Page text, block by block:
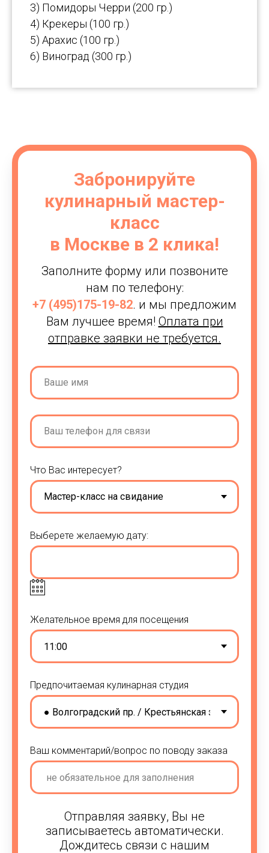
3) Помидоры Черри (200 гр.)
4) Крекеры (100 гр.)
5) Арахис (100 гр.)
6) Виноград (300 гр.)
Забронируйте
кулинарный мастер-
класс
в Москве в 2 клика!
Заполните форму или позвоните
нам по телефону:
+7 (495)175-19-82. и мы предложим
Вам лучшее время! Оплата при
отправке заявки не требуется.
Что Вас интересует?
Выберете желаемую дату:
Желательное время для посещения
Предпочитаемая кулинарная студия
Ваш комментарий/вопрос по поводу заказа
Отправляя заявку, Вы не
записываетесь автоматически.
Дождитесь связи с нашим